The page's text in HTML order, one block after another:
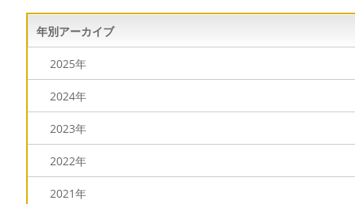
年別アーカイブ
2025年
2024年
2023年
2022年
2021年